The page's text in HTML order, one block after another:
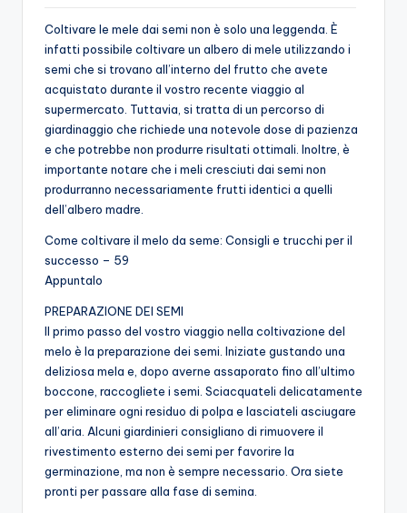
Coltivare le mele dai semi non è solo una leggenda. È
infatti possibile coltivare un albero di mele utilizzando i
semi che si trovano all’interno del frutto che avete
acquistato durante il vostro recente viaggio al
supermercato. Tuttavia, si tratta di un percorso di
giardinaggio che richiede una notevole dose di pazienza
e che potrebbe non produrre risultati ottimali. Inoltre, è
importante notare che i meli cresciuti dai semi non
produrranno necessariamente frutti identici a quelli
dell’albero madre.
Come coltivare il melo da seme: Consigli e trucchi per il
successo – 59
Appuntalo
PREPARAZIONE DEI SEMI
Il primo passo del vostro viaggio nella coltivazione del
melo è la preparazione dei semi. Iniziate gustando una
deliziosa mela e, dopo averne assaporato fino all’ultimo
boccone, raccogliete i semi. Sciacquateli delicatamente
per eliminare ogni residuo di polpa e lasciateli asciugare
all’aria. Alcuni giardinieri consigliano di rimuovere il
rivestimento esterno dei semi per favorire la
germinazione, ma non è sempre necessario. Ora siete
pronti per passare alla fase di semina.